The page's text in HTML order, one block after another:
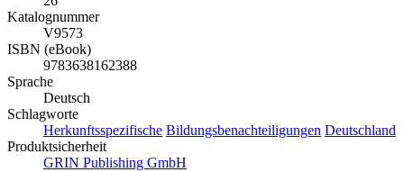
Katalognummer
V9573
ISBN (eBook)
9783638162388
Sprache
Deutsch
Schlagworte
Herkunftsspezifische Bildungsbenachteiligungen Deutschland
Produktsicherheit
GRIN Publishing GmbH